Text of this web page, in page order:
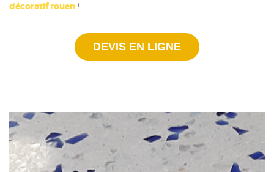
décoratif rouen !
DEVIS EN LIGNE